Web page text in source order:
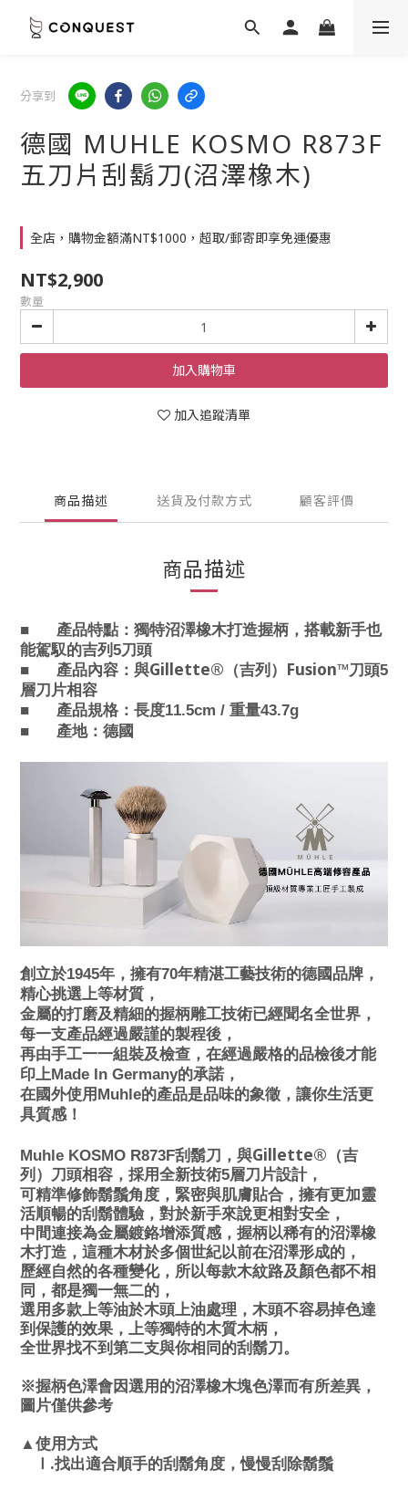
分享到
德國 MUHLE KOSMO R873F
五刀片刮鬍刀(沼澤橡木)
全店，購物金額滿NT$1000，超取/郵寄即享免運優惠
NT$2,900
數量
加入購物車
加入追蹤清單
商品描述 送貨及付款方式 顧客評價
商品描述
■ 產品特點： 獨特沼澤橡木打造握柄，搭載新手也
能駕馭的吉列 5刀頭
■
產品內容： 與Gillette® （吉列） Fusion™刀頭5
層刀片相容
■
產品規格： 長度11.5cm / 重量43.7g
■
產地：德國
創立於1945年，擁有70年精湛工藝技術的德國品牌，
精心挑選上等材質，
金屬的打磨及精細的握柄雕工技術已經聞名全世界，
每一支產品經過嚴謹的製程後，
再由手工一一組裝及檢查，在經過嚴格的品檢後才能
印上Made In Germany的承諾，
在國外使用Muhle的產品是品味的象徵，讓你生活更
具質感！
Muhle KOSMO R873F刮鬍刀， 與Gillette® （吉
列）刀頭相容， 採用全新技術5層刀片設計，
可精準修飾鬍鬚角度，緊密與肌膚貼合，擁有更加靈
活順暢的刮鬍體驗，對於新手來說更相對安全，
中間連接為金屬鍍鉻增添質感，握柄以稀有的沼澤橡
木打造，這種木材於多個世紀以前在沼澤形成的，
歷經自然的各種變化，所以每款木紋路及顏色都不相
同，都是獨一無二的，
選用多款上等油於木頭上油處理，木頭不容易掉色達
到保護的效果，上等獨特的木質木柄，
全世界找不到第二支與你相同的刮鬍刀。
※握柄色澤會因選用的沼澤橡木塊色澤而有所差異，
圖片僅供參考
▲使用方式
.找出適合順手的刮鬍角度，慢慢刮除鬍鬚